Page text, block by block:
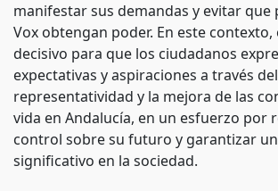
manifestar sus demandas y evitar que
Vox obtengan poder. En este contexto,
decisivo para que los ciudadanos
expectativas y aspiraciones a través
representatividad y la mejora de las
vida en Andalucía, en un esfuerzo por
control sobre su futuro y garantizar
significativo en la sociedad.